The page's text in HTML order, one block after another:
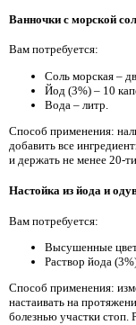
Ванночки с морской
Вам потребуется:
Соль морская –
Йод (3%) – 10
Вода – литр.
Способ применения:
добавить все
и держать не менее 20-
Настойка из йода и
Вам потребуется:
Высушенные
Раствор йода
Способ применения:
настаивать на
болезнью участки стоп.